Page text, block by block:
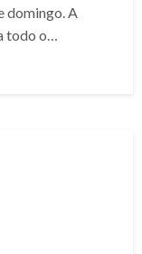
domingo. A
todo o…